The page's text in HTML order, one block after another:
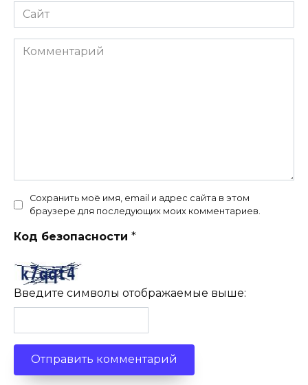
Сайт
Комментарий
Сохранить моё имя, email и адрес сайта в этом
браузере для последующих моих комментариев.
Код безопасности *
Введите символы отображаемые выше: